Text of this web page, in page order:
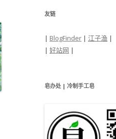
友链
| BlogFinder | 江子渔 |
| 好站网 |
皂办处 | 冷制手工皂